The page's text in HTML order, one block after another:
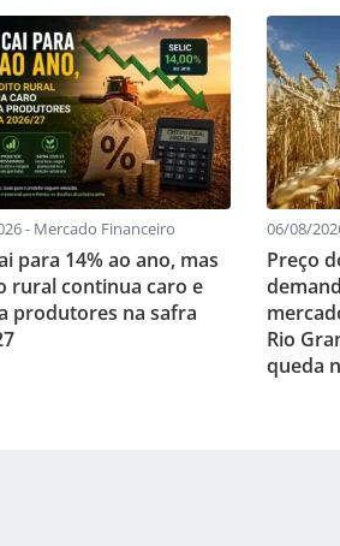
- Mercado Financeiro
para 14% ao ano, mas
rural continua caro e
produtores na safra
06/08/
Preço
Rio
queda